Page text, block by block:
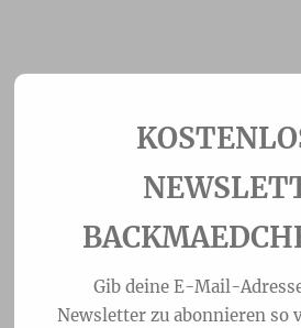
Gib deine E-Mail-
Newsletter zu abonnieren so